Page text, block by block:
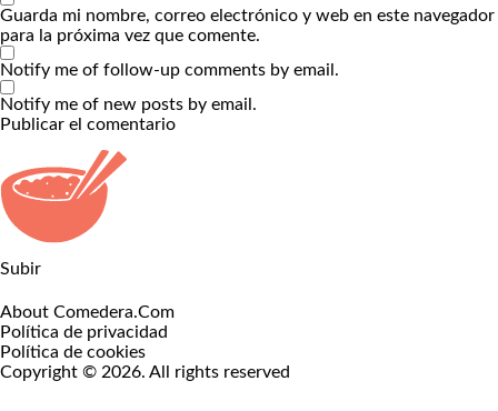
Guarda mi nombre, correo electrónico y web en este navegador
para la próxima vez que comente.
Notify me of follow-up comments by email.
Notify me of new posts by email.
Subir
About Comedera.Com
Política de privacidad
Política de cookies
Copyright © 2026. All rights reserved